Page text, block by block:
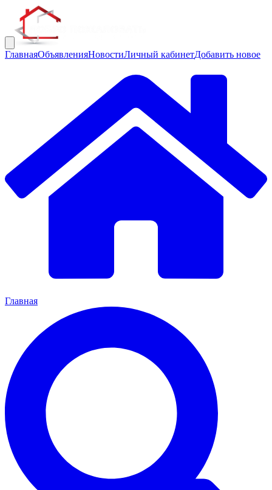
ГлавнаяОбъявленияНовостиЛичный кабинетДобавить новое
Главная